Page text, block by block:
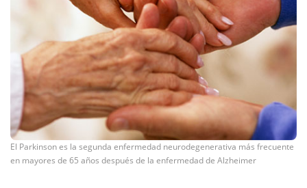
El Parkinson es la segunda enfermedad neurodegenerativa más frecuente
en mayores de 65 años después de la enfermedad de Alzheimer